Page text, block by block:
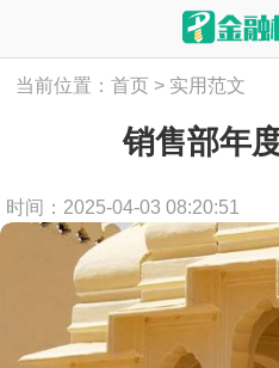
当前位置：首页 > 实用范文
销售部年
时间：2025-04-03 08:20:51